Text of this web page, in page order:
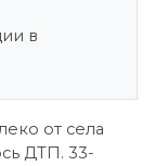
в
от села
ДТП. 33-